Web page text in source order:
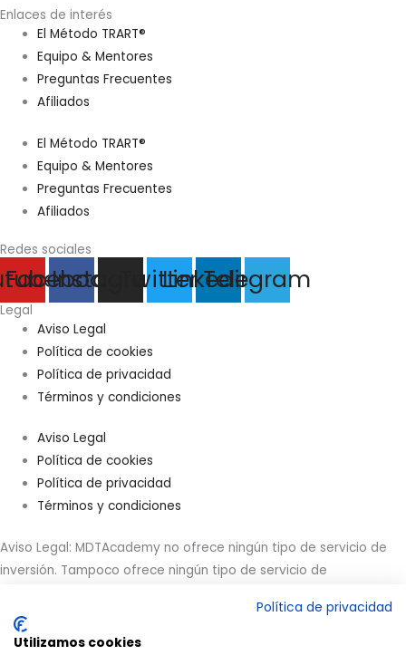
Enlaces de interés
El Método TRART®
Equipo & Mentores
Preguntas Frecuentes
Afiliados
El Método TRART®
Equipo & Mentores
Preguntas Frecuentes
Afiliados
Redes sociales
FacebookInstagram
Twitter
Linkedin
Telegram
Legal
Aviso Legal
Política de cookies
Política de privacidad
Términos y condiciones
Aviso Legal
Política de cookies
Política de privacidad
Términos y condiciones
Aviso Legal: MDTAcademy no ofrece ningún tipo de servicio de
inversión. Tampoco ofrece ningún tipo de servicio de
personales de los clientes. Todo el material y formación
ofrecidos tienen un carácter única y exclusivamente divulgativo
Política de privacidad
Utilizamos cookies